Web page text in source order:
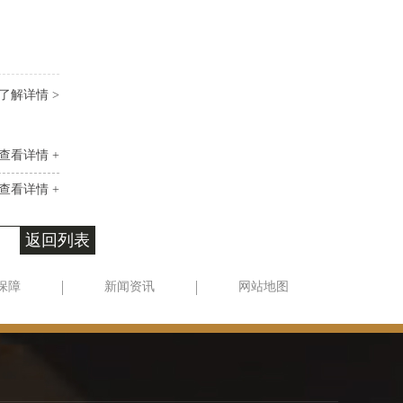
了解详情 >
看详情 +
看详情 +
返回列表
障 新闻资讯 网站地图